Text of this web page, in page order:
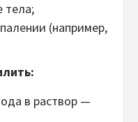
тела;
(например,
в раствор —